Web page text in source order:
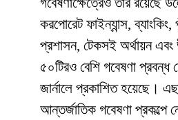
করপোরেট ফাইন্যান্স,
প্রশাসন, টেকসই অর্থায়ন এবং
৫০টিরও বেশি গবেষণা প্রবন্ধ
জার্নালে প্রকাশিত হয়েছে।
আন্তর্জাতিক গবেষণা প্রকল্পে